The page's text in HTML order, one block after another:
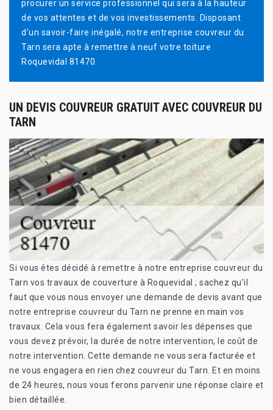
procurer un service professionnel qui sera à la hauteur
de vos attentes et de vos investissements. Disposant
d’un savoir-faire inégalé, notre entreprise couvreur du
Tarn sera apte à remettre à neuf votre toiture
Roquevidal 81470.
UN DEVIS COUVREUR GRATUIT AVEC COUVREUR DU
TARN
Si vous êtes décidé à remettre à notre entreprise couvreur du
Tarn vos travaux de couverture à Roquevidal ; sachez qu’il
faut que vous nous envoyer une demande de devis avant que
notre entreprise couvreur du Tarn ne prenne en main vos
travaux. Cela vous fera également savoir les dépenses que
vous devez prévoir, la durée de notre intervention, le coût de
notre intervention. Cette demande ne vous sera facturée et
ne vous engagera en rien chez couvreur du Tarn. Et en moins
de 24 heures, nous vous ferons parvenir une réponse claire et
bien détaillée.